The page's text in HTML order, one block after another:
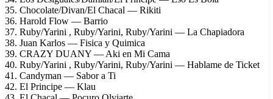
35. Chocolate/Divan/El Chacal — Rikiti
36. Harold Flow — Barrio
37. Ruby/Yarini , Ruby/Yarini, Ruby/Yarini — La Chapiadora
38. Juan Karlos — Fisica y Quimica
39. CRAZY DUANY — Aki en Mi Cama
40. Ruby/Yarini , Ruby/Yarini, Ruby/Yarini — Hablame de Ticket
41. Candyman — Sabor a Ti
42. El Principe — Klau